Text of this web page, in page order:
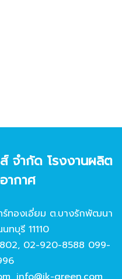
จํากัด โรงงานผลิต
ากาศ
ทองเอี่ยม ต.บางรักพัฒนา
ทบุรี 11110
, 02-920-8588 099-